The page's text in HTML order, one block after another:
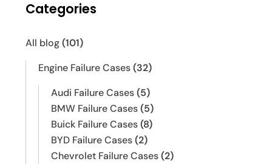
Categories
All blog(101)
Engine Failure Cases(32)
Audi Failure Cases(5)
BMW Failure Cases(5)
Buick Failure Cases(8)
BYD Failure Cases(2)
Chevrolet Failure Cases(2)